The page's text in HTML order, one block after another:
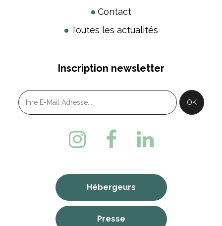
Contact
Toutes les actualités
Inscription newsletter
Hébergeurs
Presse